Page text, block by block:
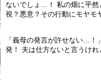
ないでしょ…！ 私の畑に平
視？悪意？その行動にモヤモ
「義母の発言が許せない…！
発！ 夫は仕方ないと言うけれ